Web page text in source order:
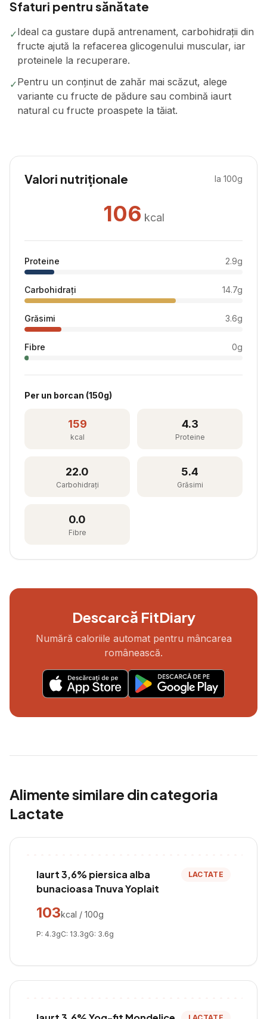
Sfaturi pentru sănătate
✓Ideal ca gustare după antrenament, carbohidrații din
fructe ajută la refacerea glicogenului muscular, iar
proteinele la recuperare.
✓Pentru un conținut de zahăr mai scăzut, alege
variante cu fructe de pădure sau combină iaurt
natural cu fructe proaspete la tăiat.
Valori nutriționale la 100g
106 kcal
Proteine 2.9g
Carbohidrați 14.7g
Grăsimi 3.6g
Fibre 0g
Per un borcan (150g)
159
kcal
4.3
Proteine
22.0
Carbohidrați
5.4
Grăsimi
0.0
Fibre
Descarcă FitDiary
Numără caloriile automat pentru mâncarea
românească.
Alimente similare din categoria
Lactate
Iaurt 3,6% piersica alba
bunacioasa Tnuva Yoplait
LACTATE
103kcal / 100g
P: 4.3gC: 13.3gG: 3.6g